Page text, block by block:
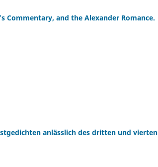
Commentary, and the Alexander Romance.
anlässlich des dritten und vierten